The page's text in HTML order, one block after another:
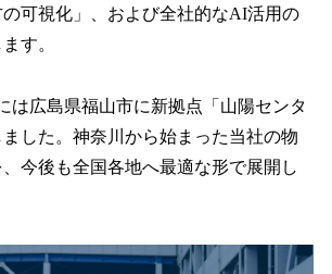
可視化」、および全社的なAI活用の
す。
は広島県福山市に新拠点「山陽センタ
した。神奈川から始まった当社の物
今後も全国各地へ最適な形で展開し